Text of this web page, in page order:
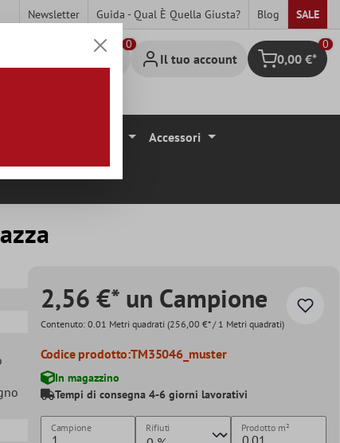
Newsletter Guida - Qual È Quella Giusta? Blog SALE
Il tuo account Carrello degli
0
0,00 €*
Accessori
2,56 €* un Campione
Contenuto: 0.01 Metri quadrati (256,00 €* / 1 Metri quadrati)
Codice prodotto:TM35046_muster
In magazzino
Tempi di consegna 4-6 giorni lavorativi
Campione Rifiuti Prodotto m²